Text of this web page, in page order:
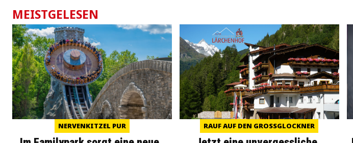
MEISTGELESEN
NERVENKITZEL PUR RAUF AUF DEN GROSSGLOCKNER